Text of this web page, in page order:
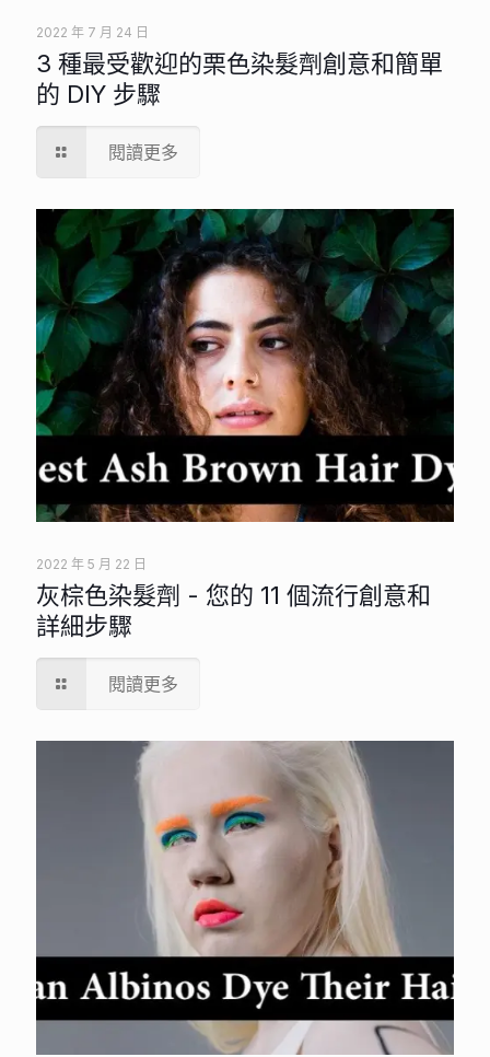
2022 年 7 月 24 日
3 種最受歡迎的栗色染髮劑創意和簡單
的 DIY 步驟
閱讀更多
2022 年 5 月 22 日
灰棕色染髮劑 - 您的 11 個流行創意和
詳細步驟
閱讀更多